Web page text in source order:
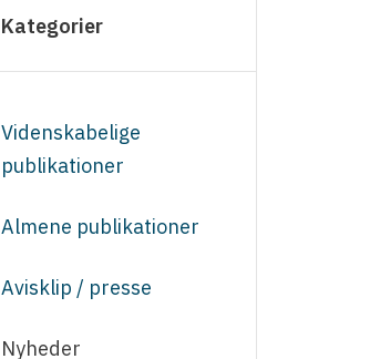
Kategorier
Videnskabelige
publikationer
Almene publikationer
Avisklip / presse
Nyheder